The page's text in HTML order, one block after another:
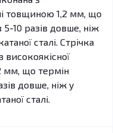
товщиною 1,2 мм, що
10 разів довше, ніж
сталі. Стрічка
високоякісної
мм, що термін
довше, ніж у
сталі.